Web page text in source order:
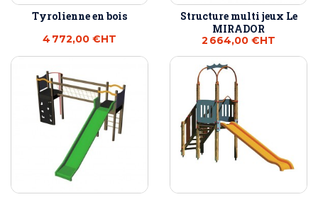
Tyrolienne en bois
4 772,00 €HT
Structure multi jeux Le
MIRADOR
2 664,00 €HT